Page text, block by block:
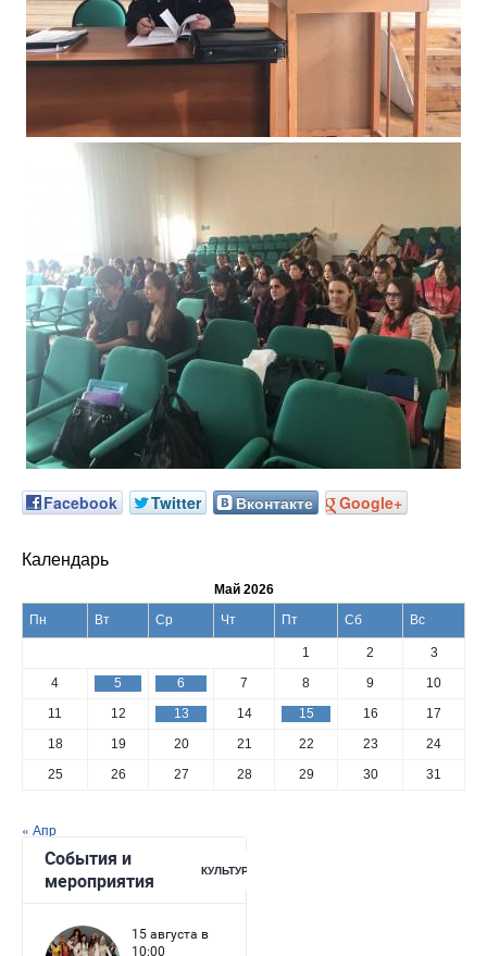
Facebook Twitter Вконтакте Google+
Календарь
Май 2026
Пн
Вт Ср Чт Пт Сб Вс
1 2
3
4
5 6 7 8 9
10
11
12 13 14 15 16
17
18
19 20 21 22 23
24
25
26 27 28 29 30 31
« Апр